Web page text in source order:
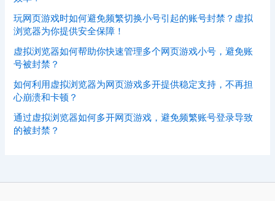
玩网页游戏时如何避免频繁切换小号引起的账号封禁？虚拟
浏览器为你提供安全保障！
虚拟浏览器如何帮助你快速管理多个网页游戏小号，避免账
号被封禁？
如何利用虚拟浏览器为网页游戏多开提供稳定支持，不再担
心崩溃和卡顿？
通过虚拟浏览器如何多开网页游戏，避免频繁账号登录导致
的被封禁？